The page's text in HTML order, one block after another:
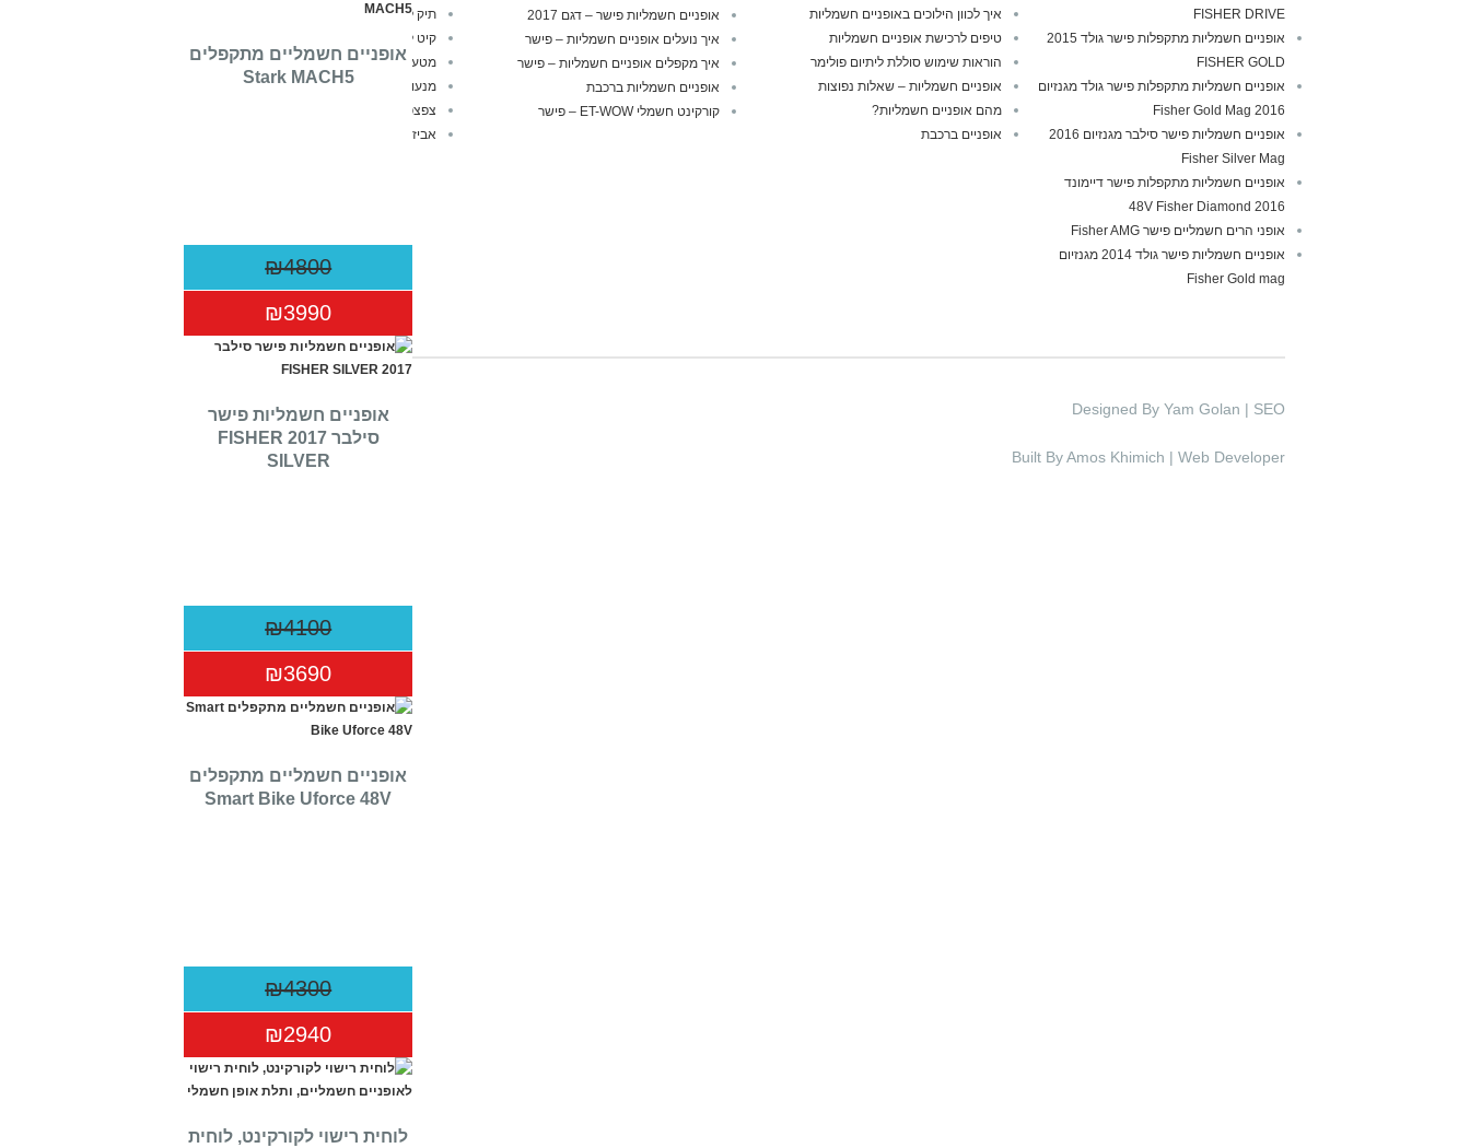
‏אופניים חשמליים ‏מתקפלים
Stark MACH5
₪4800
₪3990
אופניים חשמליות פישר
סילבר 2017 FISHER
SILVER
₪4100
₪3690
אופניים חשמליים מתקפלים
Smart Bike Uforce 48V
₪4300
₪2940
לוחית רישוי לקורקינט, לוחית
FISHER DRIVE
אופניים חשמליות מתקפלות פישר גולד 2015
FISHER GOLD
אופניים חשמליות מתקפלות פישר גולד מגנזיום
2016 Fisher Gold Mag
אופניים חשמליות פישר סילבר מגנזיום 2016
Fisher Silver Mag
אופניים חשמליות מתקפלות פישר דיימונד
2016 48V Fisher Diamond
אופני הרים חשמליים פישר Fisher AMG
אופניים חשמליות פישר גולד 2014 מגנזיום
Fisher Gold mag
איך לכוון הילוכים באופניים חשמליות
טיפים לרכישת אופניים חשמליות
הוראות שימוש סוללת ליתיום פולימר
אופניים חשמליות – שאלות נפוצות
מהם אופניים חשמליות?
אופניים ברכבת
אופניים חשמליות פישר – דגם 2017
איך נועלים אופניים חשמליות – פישר
איך מקפלים אופניים חשמליות – פישר
אופניים חשמליות ברכבת
קורקינט חשמלי ET-WOW – פישר
תיק לאופניים
קיט לאופניים חשמליות
מטען לאופניים חשמליות
מנעול לאופניים חשמליים
צפצפה לאופניים
אביזרים כללי
Designed By Yam Golan | SEO
Built By Amos Khimich | Web Developer